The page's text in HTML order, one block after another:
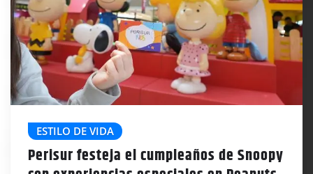
ESTILO DE VIDA
Perisur festeja el cumpleaños de Snoopy